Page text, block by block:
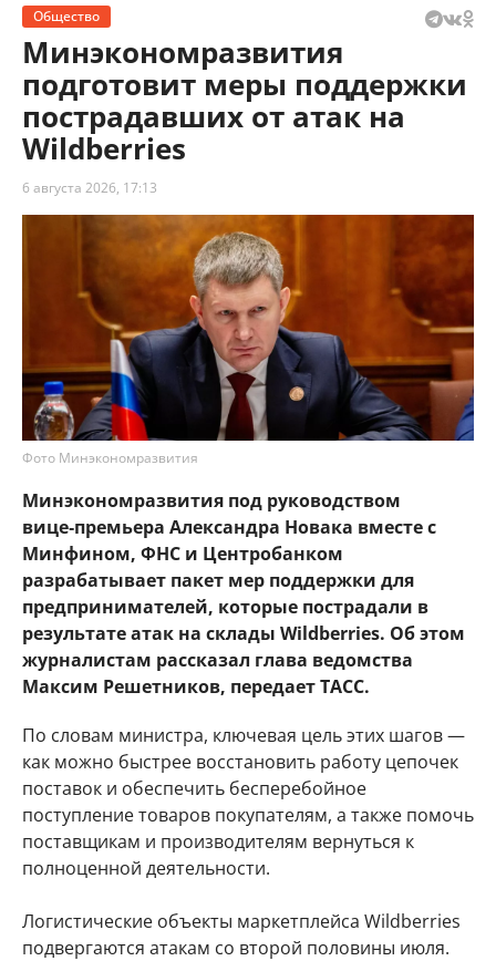
Общество
Минэкономразвития
подготовит меры поддержки
пострадавших от атак на
Wildberries
6 августа 2026, 17:13
Фото Минэкономразвития
Минэкономразвития под руководством
вице‑премьера Александра Новака вместе с
Минфином, ФНС и Центробанком
разрабатывает пакет мер поддержки для
предпринимателей, которые пострадали в
результате атак на склады Wildberries. Об этом
журналистам рассказал глава ведомства
Максим Решетников, передает ТАСС.
По словам министра, ключевая цель этих шагов —
как можно быстрее восстановить работу цепочек
поставок и обеспечить бесперебойное
поступление товаров покупателям, а также помочь
поставщикам и производителям вернуться к
полноценной деятельности.
Логистические объекты маркетплейса Wildberries
подвергаются атакам со второй половины июля.